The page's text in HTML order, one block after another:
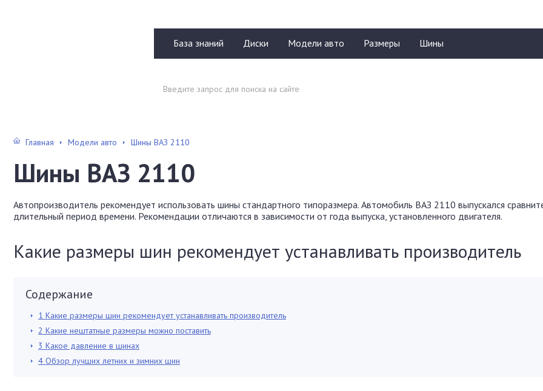
База знаний Диски Модели авто Размеры Шины
Главная Модели авто Шины ВАЗ 2110
Шины ВАЗ 2110
Автопроизводитель рекомендует использовать шины стандартного типоразмера. Автомобиль ВАЗ 2110 выпускался
длительный период времени. Рекомендации отличаются в зависимости от года выпуска, установленного двигателя.
Какие размеры шин рекомендует устанавливать производитель
Содержание
1 Какие размеры шин рекомендует устанавливать производитель
2 Какие нештатные размеры можно поставить
3 Какое давление в шинах
4 Обзор лучших летних и зимних шин